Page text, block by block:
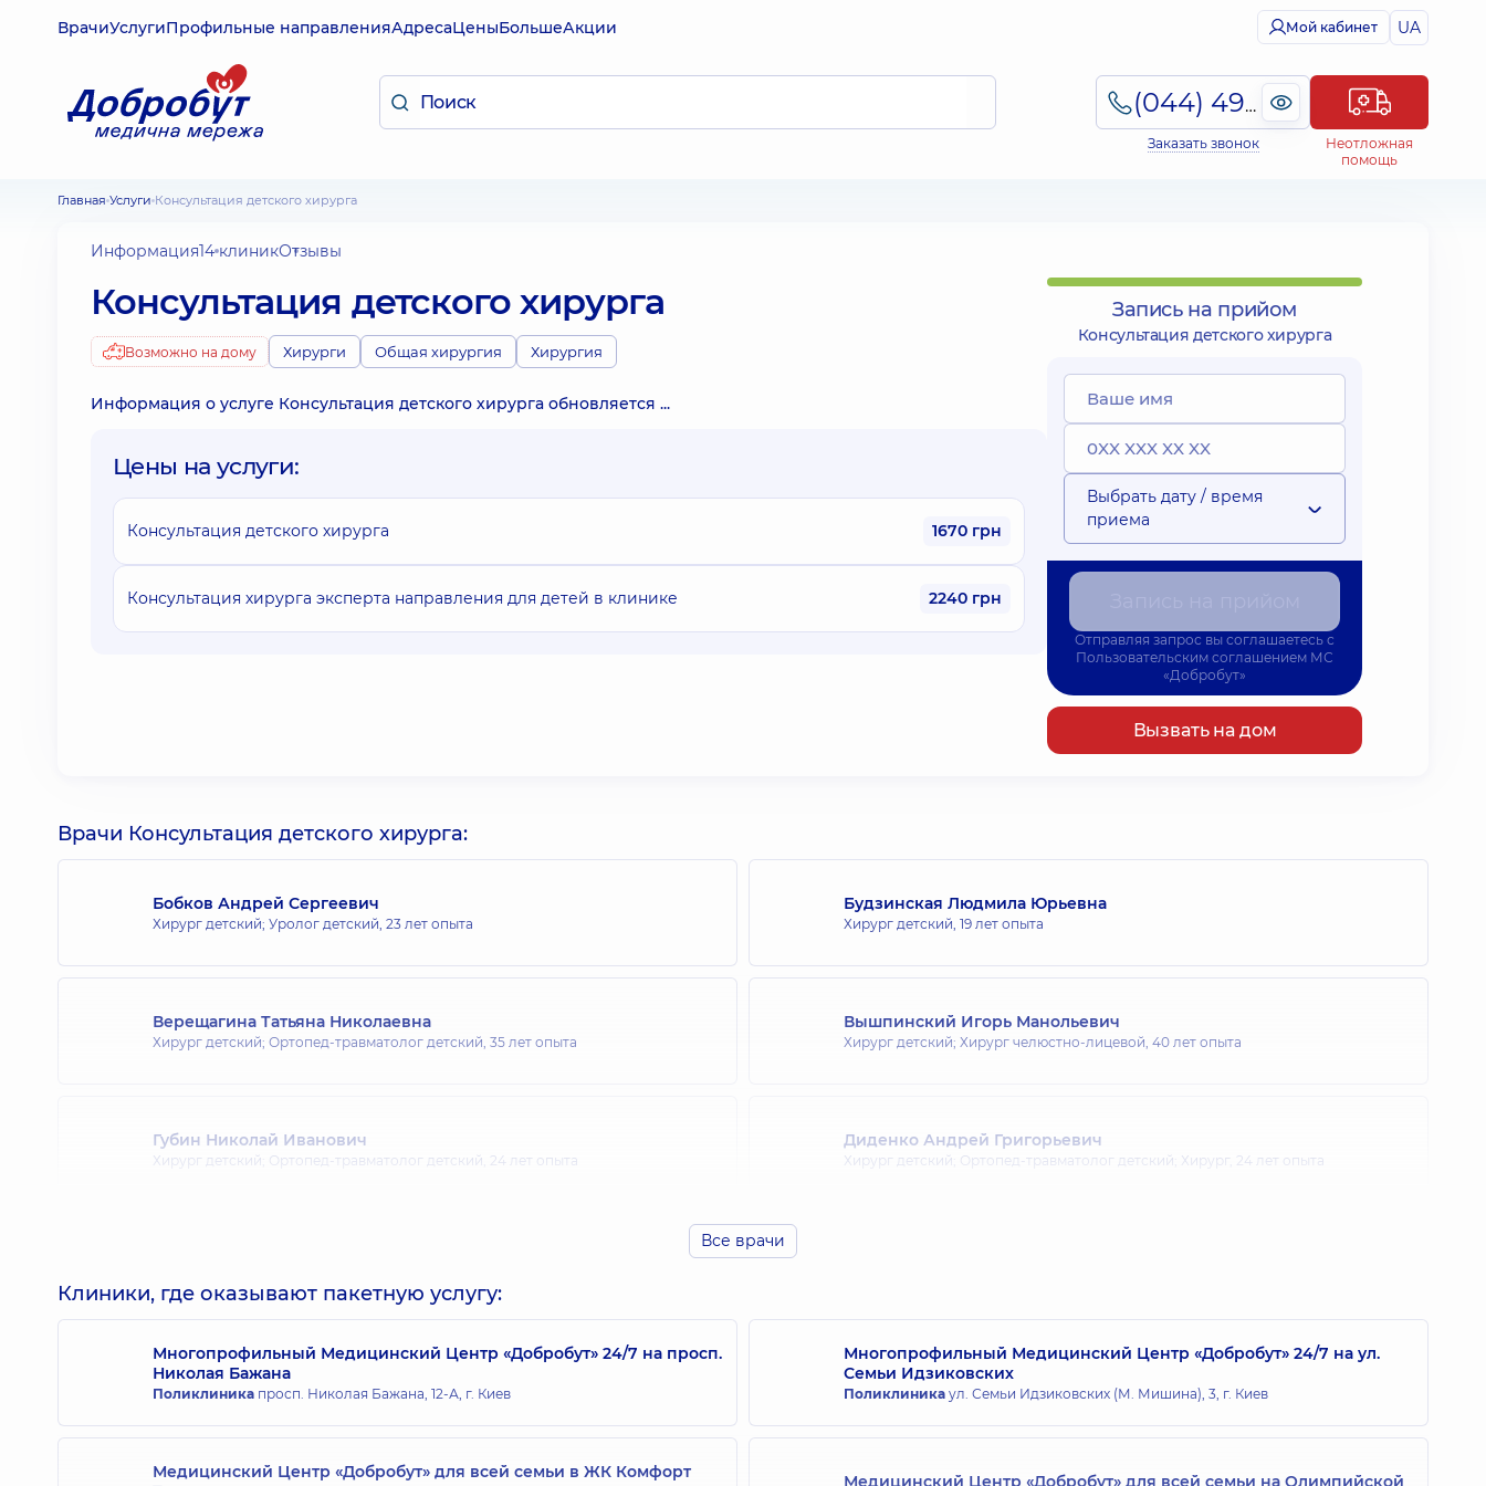
ВрачиУслугиПрофильные направленияАдресаЦеныБольшеАкции Мой кабинет UA
(044) 495-2-888
Заказать звонок
Неотложная
помощь
Главная Услуги Консультация детского хирурга
Информация14 клиникОтзывы
Консультация детского хирурга
Возможно на дому Хирурги Общая хирургия Хирургия
Информация о услуге Консультация детского хирурга обновляется ...
Цены на услуги:
Консультация детского хирурга 1670 грн
Консультация хирурга эксперта направления для детей в клинике 2240 грн
Запись на прийом
Консультация детского хирурга
Выбрать дату / время
приема
Отправляя запрос вы соглашаетесь с
Пользовательским соглашением МС
«Добробут»
Вызвать на дом
Врачи Консультация детского хирурга:
Бобков Андрей Сергеевич
Хирург детский; Уролог детский, 23 лет опыта
Будзинская Людмила Юрьевна
Хирург детский, 19 лет опыта
Верещагина Татьяна Николаевна
Хирург детский; Ортопед-травматолог детский, 35 лет опыта
Вышпинский Игорь Манольевич
Хирург детский; Хирург челюстно-лицевой, 40 лет опыта
Губин Николай Иванович
Хирург детский; Ортопед-травматолог детский, 24 лет опыта
Диденко Андрей Григорьевич
Хирург детский; Ортопед-травматолог детский; Хирург, 24 лет опыта
Леута Александр Павлович
Хирург детский,53 лет опыта
Малинецкая Ванда Томашивна
Хирург детский,20 лет опыта
Все врачи
Клиники, где оказывают пакетную услугу:
Многопрофильный Медицинский Центр «Добробут» 24/7 на просп.
Николая Бажана
Поликлиника просп. Николая Бажана, 12-А, г. Киев
Многопрофильный Медицинский Центр «Добробут» 24/7 на ул.
Семьи Идзиковских
Поликлиника ул. Семьи Идзиковских (М. Мишина), 3, г. Киев
Медицинский Центр «Добробут» для всей семьи в ЖК Комфорт
Медицинский Центр «Добробут» для всей семьи на Олимпийской